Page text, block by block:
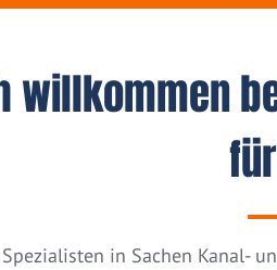
willkommen
in Sachen Kanal-